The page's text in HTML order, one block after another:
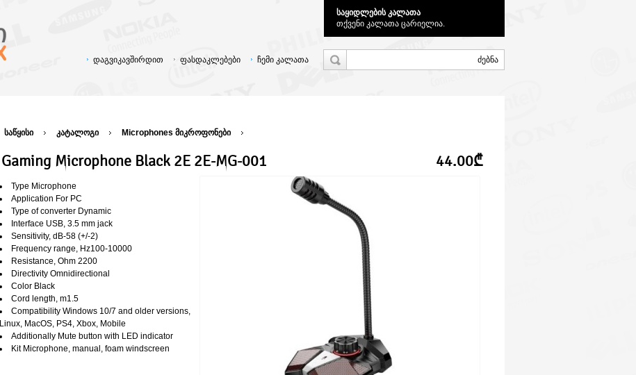
საყიდლების კალათა
თქვენი კალათა ცარიელია.
ჩემი კალათა
ფასდაკლებები
დაგვიკავშირდით
საწყისი კატალოგი Microphones მიკროფონები
Gaming Microphone Black 2E 2E-MG-001 44.00₾
Type Microphone
Application For PC
Type of converter Dynamic
Interface USB, 3.5 mm jack
Sensitivity, dB-58 (+/-2)
Frequency range, Hz100-10000
Resistance, Ohm 2200
Directivity Omnidirectional
Color Black
Cord length, m1.5
Compatibility Windows 10/7 and older versions,
Linux, MacOS, PS4, Xbox, Mobile
Additionally Mute button with LED indicator
Kit Microphone, manual, foam windscreen